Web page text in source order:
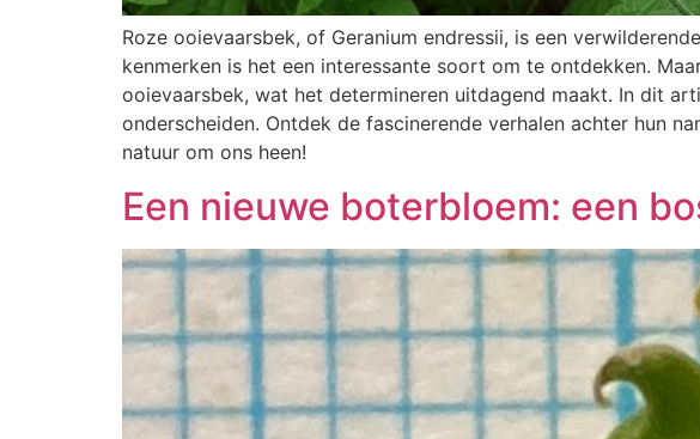
Roze ooievaarsbek, of Geranium endressii, is een
kenmerken is het een interessante soort om te ontdekken.
ooievaarsbek, wat het determineren uitdagend maakt. In dit
onderscheiden. Ontdek de fascinerende verhalen achter hun
natuur om ons heen!
Een nieuwe boterbloem: een